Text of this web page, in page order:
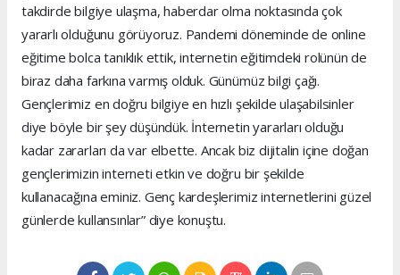
takdirde bilgiye ulaşma, haberdar olma noktasında çok
yararlı olduğunu görüyoruz. Pandemi döneminde de online
eğitime bolca tanıklık ettik, internetin eğitimdeki rolünün de
biraz daha farkına varmış olduk. Günümüz bilgi çağı.
Gençlerimiz en doğru bilgiye en hızlı şekilde ulaşabilsinler
diye böyle bir şey düşündük. İnternetin yararları olduğu
kadar zararları da var elbette. Ancak biz dijitalin içine doğan
gençlerimizin interneti etkin ve doğru bir şekilde
kullanacağına eminiz. Genç kardeşlerimiz internetlerini güzel
günlerde kullansınlar” diye konuştu.